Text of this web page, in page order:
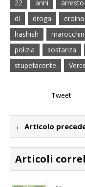
22 anni arresto
di
droga eroina
hashish
polizia
sostanza
stupefacente
Tweet
← Articolo
Articoli